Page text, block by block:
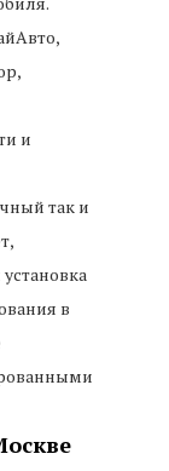
и
так и
в